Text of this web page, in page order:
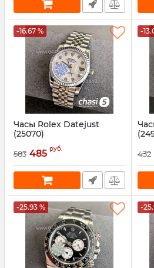
-16.67 %
Часы Rolex Datejust
(25070)
25070
583 485 руб.
-
432
-25.93 % -